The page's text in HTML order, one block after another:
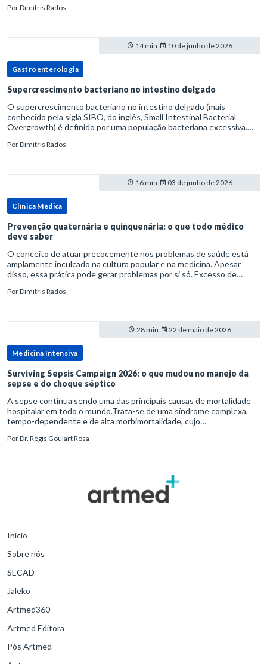
PorDimitris Rados
14 min. 10 de junho de 2026
Gastroenterologia
Supercrescimento bacteriano no intestino delgado
O supercrescimento bacteriano no intestino delgado (mais
conhecido pela sigla SIBO, do inglês, Small Intestinal Bacterial
Overgrowth) é definido por uma população bacteriana excessiva.
PorDimitris Rados
16 min. 03 de junho de 2026
Clínica Médica
Prevenção quaternária e quinquenária: o que todo médico
deve saber
O conceito de atuar precocemente nos problemas de saúde está
amplamente inculcado na cultura popular e na medicina. Apesar
disso, essa prática pode gerar problemas por si só. Excesso de
PorDimitris Rados
28 min. 22 de maio de 2026
Medicina Intensiva
Surviving Sepsis Campaign 2026: o que mudou no manejo da
sepse e do choque séptico
A sepse continua sendo uma das principais causas de mortalidade
hospitalar em todo o mundo.Trata-se de uma síndrome complexa,
tempo-dependente e de alta morbimortalidade, cujo
para o desfe
PorDr. Regis Goulart Rosa
Início
Sobre nós
SECAD
Jaleko
Artmed360
Artmed Editora
Pós Artmed